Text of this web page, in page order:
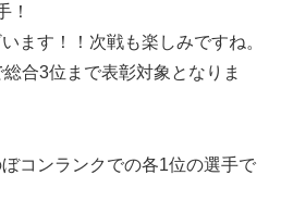
！
ます！！次戦も楽しみですね。
総合3位まで表彰対象となりま
コンランクでの各1位の選手で